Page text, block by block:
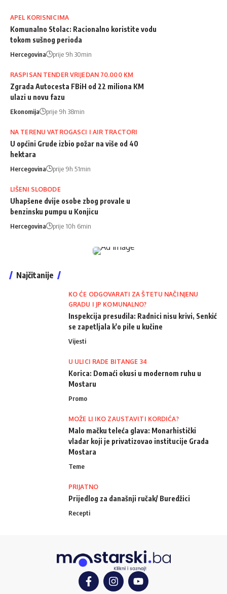
APEL KORISNICIMA
Komunalno Stolac: Racionalno koristite vodu
tokom sušnog perioda
Hercegovina prije 9h 30min
RASPISAN TENDER VRIJEDAN 70.000 KM
Zgrada Autocesta FBiH od 22 miliona KM
ulazi u novu fazu
Ekonomija prije 9h 38min
NA TERENU VATROGASCI I AIR TRACTORI
U općini Grude izbio požar na više od 40
hektara
Hercegovina prije 9h 51min
LIŠENI SLOBODE
Uhapšene dvije osobe zbog provale u
benzinsku pumpu u Konjicu
Hercegovina prije 10h 6min
Najčitanije
KO ĆE ODGOVARATI ZA ŠTETU NAČINJENU
GRADU I JP KOMUNALNO?
Inspekcija presudila: Radnici nisu krivi, Senkić
se zapetljala k'o pile u kučine
Vijesti
U ULICI RADE BITANGE 34
Korica: Domaći okusi u modernom ruhu u
Mostaru
Promo
MOŽE LI IKO ZAUSTAVITI KORDIĆA?
Malo mačku teleća glava: Monarhistički
vladar koji je privatizovao institucije Grada
Mostara
Teme
PRIJATNO
Prijedlog za današnji ručak/ Buredžici
Recepti